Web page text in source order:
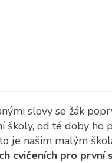
slovy se žák
školy, od té doby ho
je našim malým
cvičeních pro první